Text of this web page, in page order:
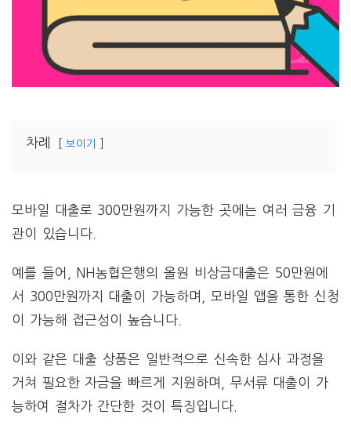
차례 보이기
모바일 대출로 300만원까지 가능한 곳에는 여러 금융 기
관이 있습니다.
예를 들어, NH농협은행의 올원 비상금대출은 50만원에
서 300만원까지 대출이 가능하며, 모바일 앱을 통한 신청
이 가능해 접근성이 높습니다.
이와 같은 대출 상품은 일반적으로 신속한 심사 과정을
거쳐 필요한 자금을 빠르게 지원하며, 무서류 대출이 가
능하여 절차가 간단한 것이 특징입니다.